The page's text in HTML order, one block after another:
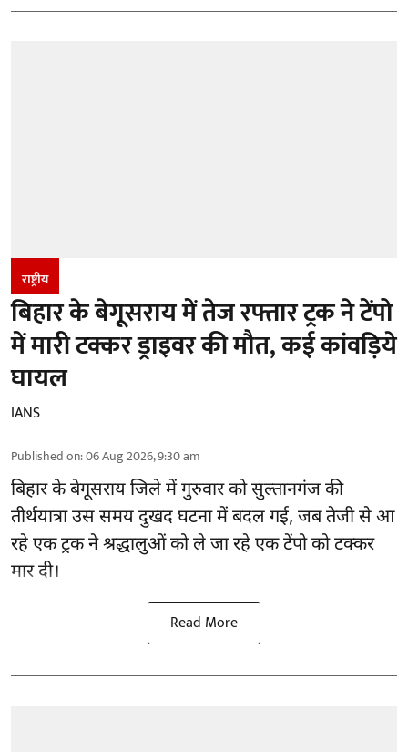
राष्ट्रीय
बिहार के बेगूसराय में तेज रफ्तार ट्रक ने टेंपो
में मारी टक्कर ड्राइवर की मौत, कई कांवड़िये
घायल
IANS
Published on:06 Aug 2026, 9:30 am
बिहारके बेगूसराय जिले में गुरुवार को सुल्तानगंज की
तीर्थयात्रा उस समय दुखद घटना में बदल गई, जब तेजी से आ
रहे एक ट्रक ने श्रद्धालुओं को ले जा रहे एक टेंपो को टक्कर
मार दी।
Read More